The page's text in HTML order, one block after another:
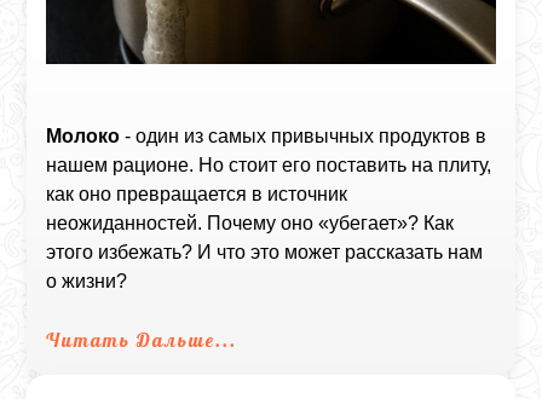
Молоко - один из самых привычных продуктов в
нашем рационе. Но стоит его поставить на плиту,
как оно превращается в источник
неожиданностей. Почему оно «убегает»? Как
этого избежать? И что это может рассказать нам
о жизни?
Читать Дальше...